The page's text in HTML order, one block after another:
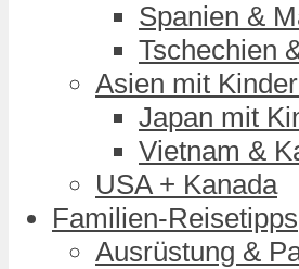
Spanien &
Tschechien
Asien mit
Japan mit
Vietnam &
USA + Kanada
Familien-Reisetipps
Ausrüstung &